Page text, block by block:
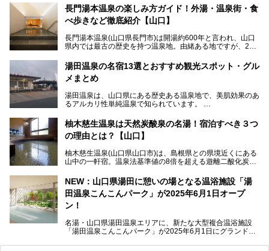
～3月3日(日)。詩のナレーションや音楽に合わせた幻想的な
光の演出や、地元児童生徒が製作した作品などを設置。温泉
街を一段と輝かせてくれます。
今回は筆者自ら「音信川うたあかり2024」を体験し、その
全貌を徹底紹介。また同時期に開催されている「湯道展in長
長門湯本温泉の楽しみ方ガイド！外湯・温泉街・食
べ歩きなど徹底紹介【山口】
長門湯本温泉(山口県長門市)は開湯約600年と言われ、山口
県内では最古の歴史を持つ温泉地。由緒ある地ですが、202
生まれ変わりました。
今回は、外湯(日帰り入浴施設)である「恩湯」をはじめ、温
紹介。また、アクセスの注意点も併せてご紹介します！
湯田温泉の名宿13選とおすすめ観光スポット・グル
メまとめ
湯田温泉は、山口県にある歴史ある温泉地で、美肌効果のあ
るアルカリ性単純温泉で知られています。
湯田温泉では、瑠璃光寺五重塔などの観光スポット、「そば
寿司」などのグルメスポット、なかには「女将劇場」なんて
一風変わった催しを実施している旅館もあり、観光を満喫で
この記事では、湯田温泉の魅力を味わえる宿泊施設や日帰り
ス方法も紹介します！
柚木慈生温泉は天然炭酸泉の名湯！宿泊すべき３つ
の理由とは？【山口】
柚木慈生温泉(山口県山口市)は、島根県との県境近くにある
山中の一軒宿。温泉法基準値の8倍を超える遊離二酸化炭素
親しまれています。
日帰り入浴も可能ですが、その真価を存分に満喫するならば
宿泊がベスト。今回は、知られざるその理由を詳細解説。温
泉ファンなら一度は行ってみたい炭酸泉の名湯を、存分にご
紹介します！
NEW：山口県湯田に憩いの場となる温浴施設「湯
田温泉こんこんパーク」が2025年6月1日オープ
ン！
名湯・山口県湯田温泉エリアに、新たな大型複合温浴施設
「湯田温泉こんこんパーク」が2025年6月1日にグランドオ